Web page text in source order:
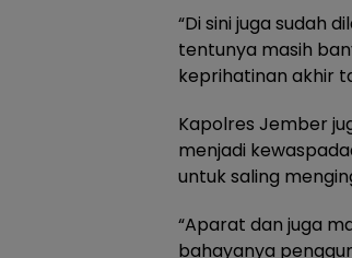
“Di sini juga sudah
tentunya masih
keprihatinan akhir
Kapolres Jember
menjadi
untuk saling
“Aparat dan juga
bahayanya